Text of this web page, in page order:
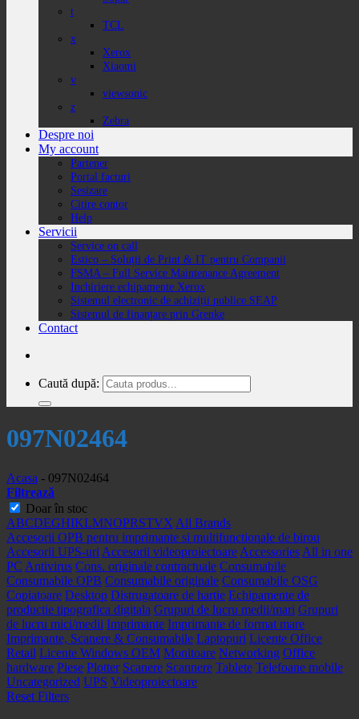
t
TCL
x
Xerox
Xiaomi
v
viewsonic
z
Zebra
Despre noi
My account
Partener
Portal facturi
Sesizare
Citire contor
Help
Servicii
Service on call
Estico – Soluții de Print & IT pentru Companii
FSMA – Full Service Maintenance Agreement
Inchiriere echipamente Xerox
Sistemul electronic de achiziții publice SEAP
Sistemul de finanțare prin Grenke
Contact
Caută după:
097N02464
Acasa - 097N02464
Filtrează
Doar în stoc
ABCDEGHIKLMNOPRSTVX All Brands
Accesorii OPB pentru imprimante si multifunctionale de birou
Accesorii UPS-uri Accesorii videoproiectoare Accessories All in one
PC Antivirus Cons. originale contractuale Consumabile
Consumabile OPB Consumabile originale Consumabile OSG
Copiatoare Desktop Distrugatoare de hartie Echipamente de
productie tipografica digitala Grupuri de lucru medii/mari Grupuri
de lucru mici/medii Imprimante Imprimante de format mare
Imprimante, Scanere & Consumabile Laptopuri Licente Office
Retail Licente Windows OEM Monitoare Networking Office
hardware Piese Plotter Scanere Scannere Tablete Telefoane mobile
Uncategorized UPS Videoproiectoare
Reset Filters